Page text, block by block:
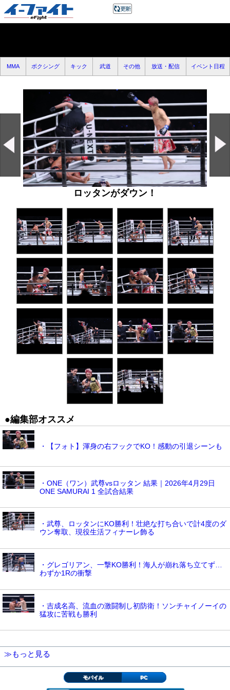
MMA ボクシング キック 武道 その他 放送・配信 イベント日程
ロッタンがダウン！
●編集部オススメ
・【フォト】渾身の右フックでKO！感動の引退シーンも
・ONE（ワン）武尊vsロッタン 結果｜2026年4月29日
ONE SAMURAI 1 全試合結果
・武尊、ロッタンにKO勝利！壮絶な打ち合いで計4度のダ
ウン奪取、現役生活フィナーレ飾る
・グレゴリアン、一撃KO勝利！海人が崩れ落ち立てず…
わずか1Rの衝撃
・吉成名高、流血の激闘制し初防衛！ソンチャイノーイの
猛攻に苦戦も勝利
≫もっと見る
モバイル PC